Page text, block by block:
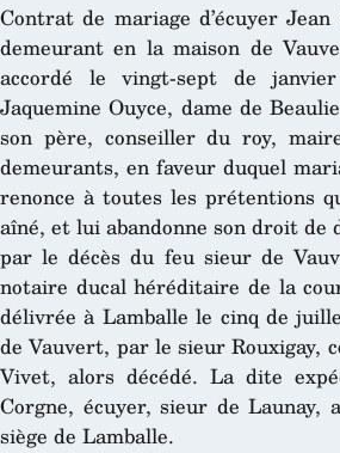
Contrat de mariage d’écuyer
demeurant en la maison de
accordé le vingt-sept de
Jaquemine Ouyce, dame de
son père, conseiller du roy,
demeurants, en faveur duquel
renonce à toutes les prétentions
aîné, et lui abandonne son droit de
par le décès du feu sieur de
notaire ducal héréditaire de la
délivrée à Lamballe le cinq de
de Vauvert, par le sieur Rouxigay,
Vivet, alors décédé. La dite
Corgne, écuyer, sieur de
siège de Lamballe.